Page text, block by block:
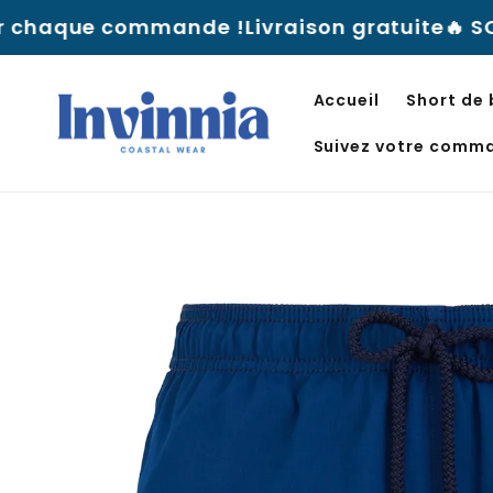
Aller au
contenu
!Livraison gratuite🔥 SOLDES D'ÉTÉ —
Accueil Short de
Suivez votre